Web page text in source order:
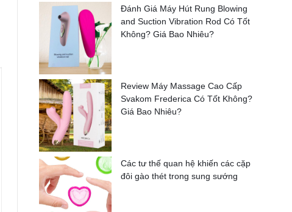
Đánh Giá Máy Hút Rung Blowing
and Suction Vibration Rod Có Tốt
Không? Giá Bao Nhiêu?
Review Máy Massage Cao Cấp
Svakom Frederica Có Tốt Không?
Giá Bao Nhiêu?
Các tư thế quan hệ khiến các cặp
đôi gào thét trong sung sướng